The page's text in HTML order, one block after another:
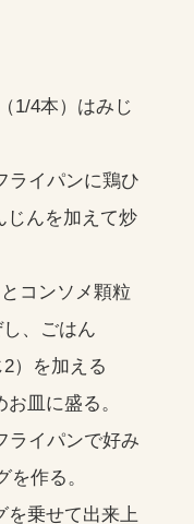
1/4本）はみじ
ライパンに鶏ひ
じんを加えて炒
コンソメ顆粒
し、ごはん
2）を加える
皿に盛る。
ライパンで好み
作る。
を乗せて出来上